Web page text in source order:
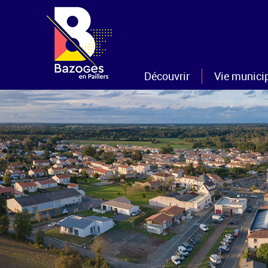
Découvrir
La commune
Histoire et patrimoine
Nouveaux arrivants
Sentiers et Randonnées
Gîtes et/ou chambres d'hôtes
Tourisme
Vie
Les élus
Les
Le conseil
Le personnel
Les projets
Les CR
Les bulletins